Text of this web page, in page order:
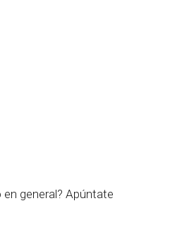
general? Apúntate